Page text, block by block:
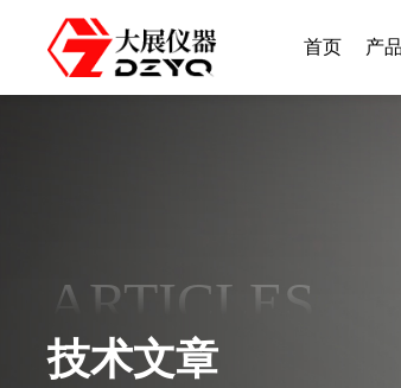
首页 产
常规款|DSC300系列
高温款|DSC101系列
基础款|DSC100A
ARTICLES
技术文章